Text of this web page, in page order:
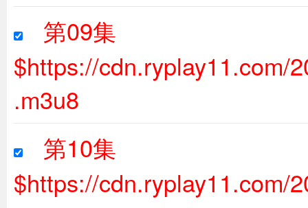
第09集
$https://cdn.ryplay11.com/
.m3u8
第10集
$https://cdn.ryplay11.com/